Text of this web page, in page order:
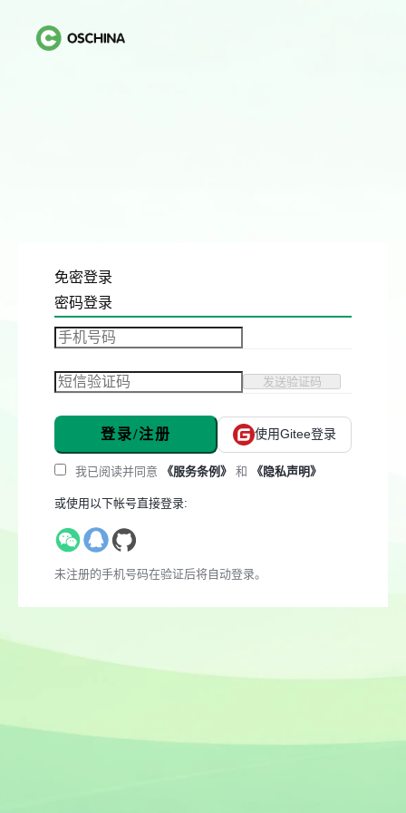
免密登录
密码登录
发送验证码
登录/注册 使用Gitee登录
我已阅读并同意 《服务条例》 和 《隐私声明》
或使用以下帐号直接登录:
未注册的手机号码在验证后将自动登录。